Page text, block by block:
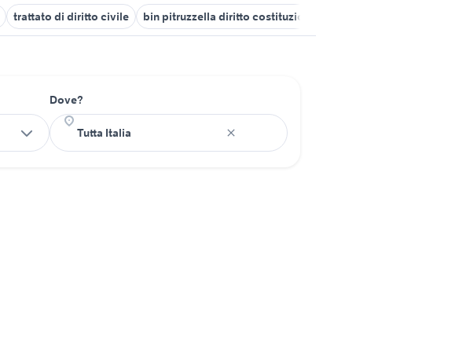
trattato di diritto civile bin pitruzzella diritto costituzionale
Dove?